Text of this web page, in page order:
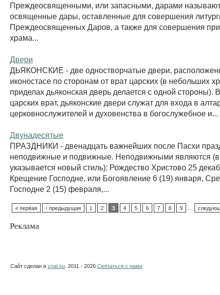
Преждеосвященными, или запасными, дарами
освященные дары, оставленные для совершения
Преждеосвященных Даров, а также для совершения
храма...
Двери
ДЬЯКОНСКИЕ - две одностворчатые двери,
иконостасе по сторонам от врат царских (в небольших
приделах дьяконская дверь делается с одной стороны).
царских врат, дьяконские двери служат для входа в
церковнослужителей и духовенства в богослужебное и...
Двунадесятые
ПРАЗДНИКИ - двенадцать важнейших после Пасхи
неподвижные и подвижные. Неподвижными являются (в
указывается новый стиль): Рождество Христово 25
Крещение Господне, или Богоявление 6 (19) января,
Господне 2 (15) февраля,...
« первая ‹ предыдущая 1 2 3 4 5 6 7 8 9
Реклама
Сайт сделан в znai.su . 2011 - 2026 Связаться с нами